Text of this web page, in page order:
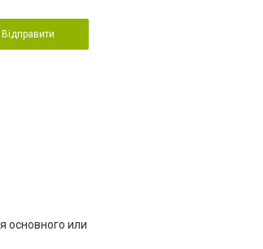
Відправити
основного или